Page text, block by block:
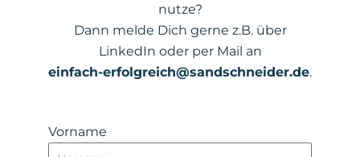
nutze?
Dann melde Dich gerne z.B. über
LinkedIn oder per Mail an
einfach-erfolgreich@sandschneider.de.
Vorname